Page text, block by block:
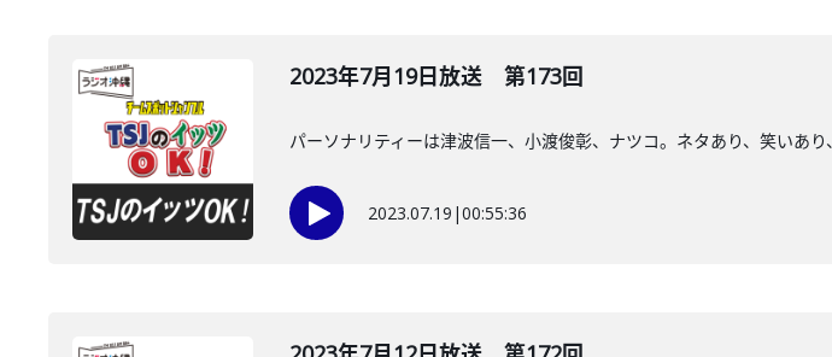
2023年7月19日放送 第173回
パーソナリティーは津波信一、小渡俊彰、ナツコ。ネタあり、笑いあ
2023.07.19 |00:55:36